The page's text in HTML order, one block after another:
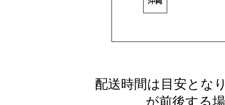
配送時間は目安とな
が前後する